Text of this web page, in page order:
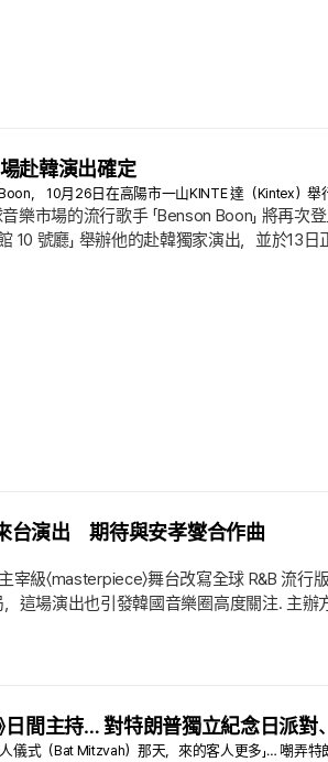
赴韓演出確定
， 10月26日在高陽市一山KINTE 達（Kintex）
市場的流行歌手 「Benson Boon」 將再次
10 號廳」 舉辦他的赴韓獨家演出，並於13
台演出 期待與安孝燮合作曲
級〈masterpiece〉舞台改寫全球 R&B 流行
這場演出也引發韓國音樂圈高度關注. 主辦
間主持… 對特朗普獨立紀念日派對
式（Bat Mitzvah）那天，來的客人更多」… 嘲弄特